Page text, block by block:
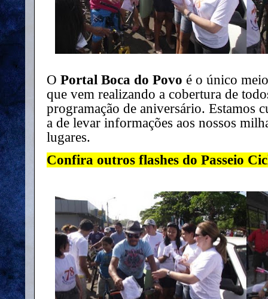
O Portal Boca do Povo é o único
que vem realizando a cobertura de
programação de aniversário. Estamos
a de levar informações aos nossos
lugares.
Confira outros flashes do Passeio